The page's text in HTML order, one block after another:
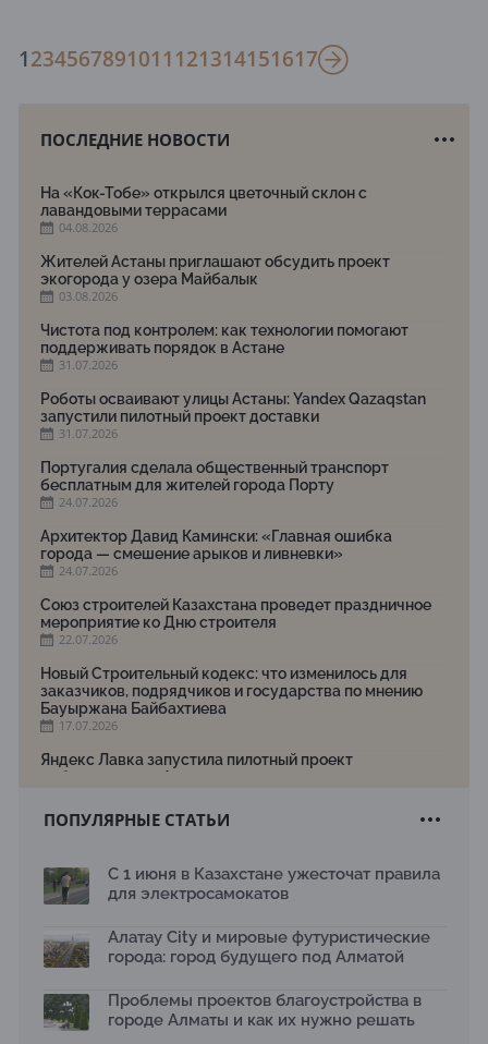
1234567891011121314151617
ПОСЛЕДНИЕ НОВОСТИ
На «Кок-Тобе» открылся цветочный склон с
лавандовыми террасами
04.08.2026
Жителей Астаны приглашают обсудить проект
экогорода у озера Майбалык
03.08.2026
Чистота под контролем: как технологии помогают
поддерживать порядок в Астане
31.07.2026
Роботы осваивают улицы Астаны: Yandex Qazaqstan
запустили пилотный проект доставки
31.07.2026
Португалия сделала общественный транспорт
бесплатным для жителей города Порту
24.07.2026
Архитектор Давид Камински: «Главная ошибка
города — смешение арыков и ливневки»
24.07.2026
Союз строителей Казахстана проведет праздничное
мероприятие ко Дню строителя
22.07.2026
Новый Строительный кодекс: что изменилось для
заказчиков, подрядчиков и государства по мнению
Бауыржана Байбахтиева
17.07.2026
Яндекс Лавка запустила пилотный проект
рободоставки в Астане
Архитектурная премия SÄULE ARCHITEKTURPREIS
Первый Дом правительства Алматы станет главной
13.07.2026
В столичном детсаду подвели итоги акции «Таза
отходам
08.07.2026
ПОПУЛЯРНЫЕ СТАТЬИ
С 1 июня в Казахстане ужесточат правила
для электросамокатов
Алатау City и мировые футуристические
города: город будущего под Алматой
Проблемы проектов благоустройства в
городе Алматы и как их нужно решать